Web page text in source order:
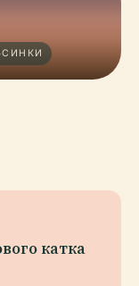
катка